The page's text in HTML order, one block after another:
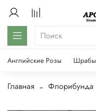
Английские Розы Шрабы
Главная Флорибунда